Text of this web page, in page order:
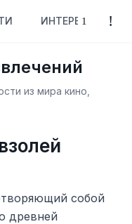
ИНТЕРЕСНОЕ
из мира кино,
собой
древней